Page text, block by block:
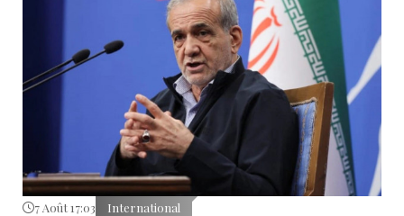
7 Août 17:03 International